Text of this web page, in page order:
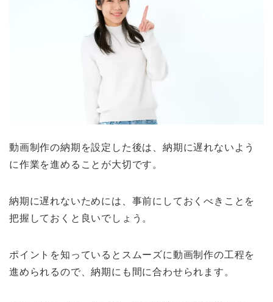
動画制作の納期を設定した後は、納期に遅れないよう
に作業を進めることが大切です。
納期に遅れないためには、事前にしておくべきことを
把握しておくと良いでしょう。
ポイントを知っているとスムーズに動画制作の工程を
進められるので、納期にも間に合わせられます。